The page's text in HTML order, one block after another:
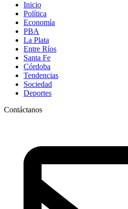
Inicio
Política
Economía
PBA
La Plata
Entre Ríos
Santa Fe
Córdoba
Tendencias
Sociedad
Deportes
Contáctanos